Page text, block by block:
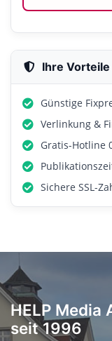
Ihre Vorteile
Günstige
Verlinkung &
Gratis-Hotline
Sichere SSL-
HELP Media
seit 1996